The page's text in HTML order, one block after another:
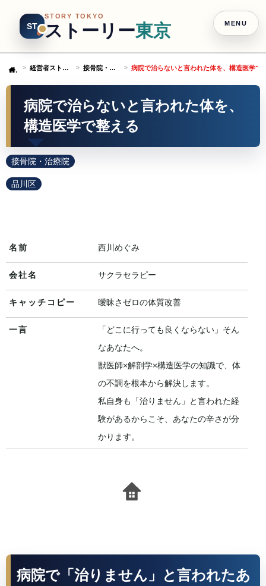
ST
STORY TOKYO
ストーリー東京
Home 経営者ストーリー 接骨院・治療院 病院で治らないと言われた体を、構造医学で
病院で治らないと言われた体を、
構造医学で整える
接骨院・治療院
品川区
名前 西川めぐみ
会社名 サクラセラピー
キャッチコピー 曖昧さゼロの体質改善
一言
「どこに行っても良くならない」そん
なあなたへ。
獣医師×解剖学×構造医学の知識で、体
の不調を根本から解決します。
私自身も「治りません」と言われた経
験があるからこそ、あなたの辛さが分
かります。
病院で「治りません」と言われたあ
MENU